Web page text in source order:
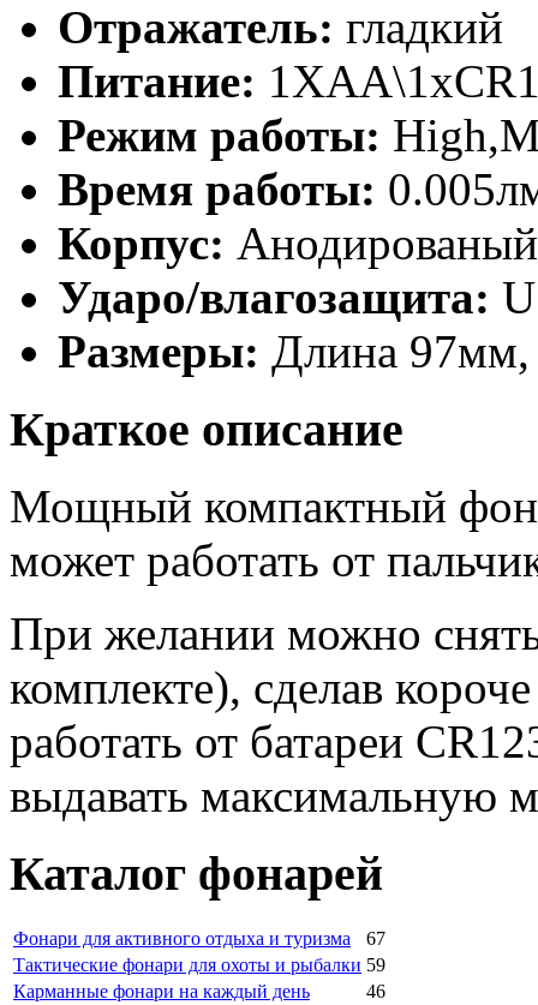
Отражатель: гладкий
Питание:
Режим работы:
Время работы:
Корпус:
Ударо/влагозащита:
Размеры: Длина 97мм,
Краткое описание
Мощный компактный
может работать от
При желании можно
комплекте), сделав
работать от батареи
выдавать максимальную
Каталог фонарей
Фонари для активного отдыха и туризма
67
Тактические фонари для охоты и рыбалки 59
Карманные фонари на каждый день
46